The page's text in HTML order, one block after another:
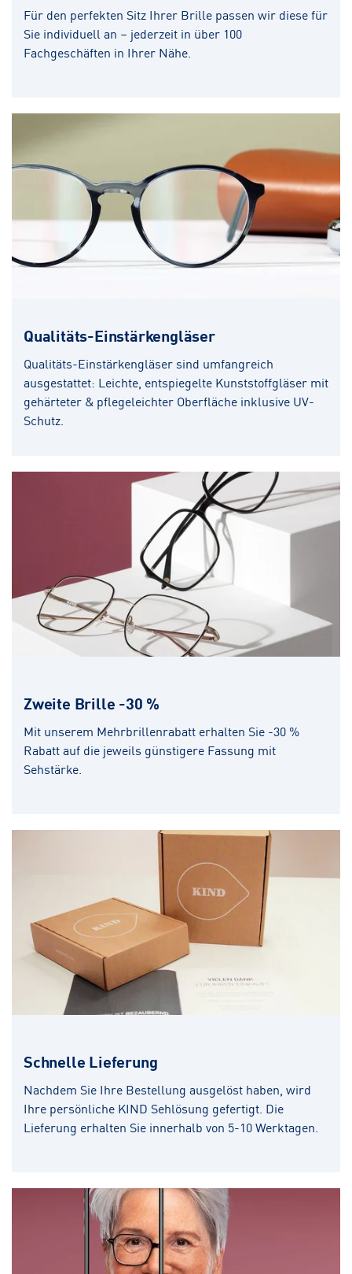
Für den perfekten Sitz Ihrer Brille passen wir diese für
Sie individuell an – jederzeit in über 100
Fachgeschäften in Ihrer Nähe.
Qualitäts-Einstärkengläser
Qualitäts-Einstärkengläser sind umfangreich
ausgestattet: Leichte, entspiegelte Kunststoffgläser mit
gehärteter & pflegeleichter Oberfläche inklusive UV-
Schutz.
Zweite Brille -30 %
Mit unserem Mehrbrillenrabatt erhalten Sie -30 %
Rabatt auf die jeweils günstigere Fassung mit
Sehstärke.
Schnelle Lieferung
Nachdem Sie Ihre Bestellung ausgelöst haben, wird
Ihre persönliche KIND Sehlösung gefertigt. Die
Lieferung erhalten Sie innerhalb von 5-10 Werktagen.